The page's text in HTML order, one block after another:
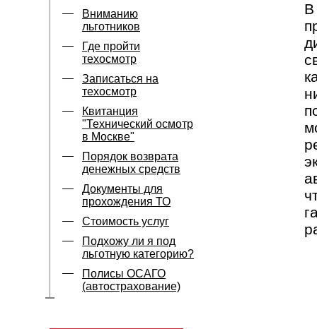
Вниманию
льготников
Где пройти
техосмотр
Записаться на
техосмотр
Квитанция
"Технический осмотр
в Москве"
Порядок возврата
денежных средств
Документы для
прохождения ТО
Стоимость услуг
Подхожу ли я под
льготную категорию?
Полисы ОСАГО
(автострахование)
В